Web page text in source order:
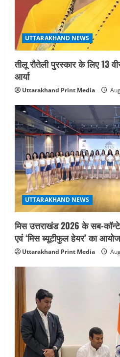
UTTARAKHAND NEWS
तीलू रौतेली पुरस्कार के लिए 13
आर्या
Uttarakhand Print Media
UTTARAKHAND NEWS
मिस उत्तराखंड 2026 के सब-
एवं ‘मिस ब्यूटीफुल हेयर’ का
Uttarakhand Print Media